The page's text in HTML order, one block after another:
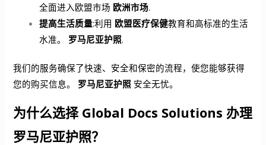
全面进入欧盟市场 欧洲市场.
提高生活质量:利用 欧盟医疗保健教育和高标准的生活
水准。 罗马尼亚护照.
我们的服务确保了快速、安全和保密的流程，使您能够获得
您的购买信息。 罗马尼亚护照 安全无忧。
为什么选择 Global Docs Solutions 办理
罗马尼亚护照？